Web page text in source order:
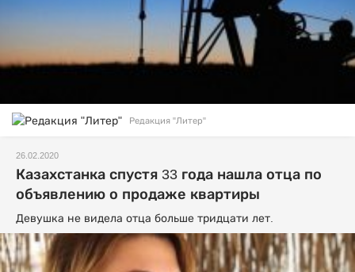
Редакция "Литер"
26.02.2020
Казахстанка спустя 33 года нашла отца по
объявлению о продаже квартиры
Девушка не видела отца больше тридцати лет.